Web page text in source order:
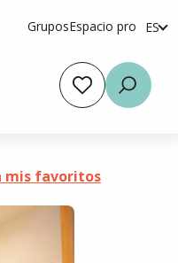
GruposEspacio pro ES
en
mis favoritos